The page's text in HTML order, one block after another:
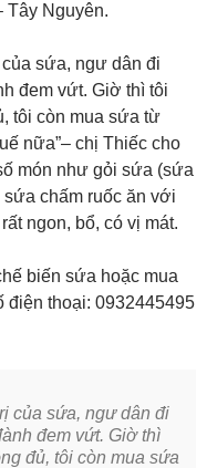
Tây Nguyên.
sứa, ngư dân đi
đem vứt. Giờ thì tôi
tôi còn mua sứa từ
nữa”– chị Thiếc cho
món như gỏi sứa (sứa
chấm ruốc ăn với
ngon, bổ, có vị mát.
biến sứa hoặc mua
điện thoại: 0932445495
của sứa, ngư dân đi
đem vứt. Giờ thì
đủ, tôi còn mua sứa